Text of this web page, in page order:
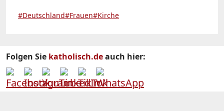
#Deutschland#Frauen#Kirche
Folgen Sie katholisch.deauch hier: